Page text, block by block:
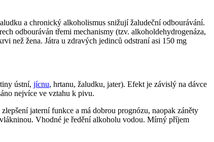
a chronický alkoholismus snižují žaludeční odbourávání.
odbouráván třemi mechanismy (tzv. alkoholdehydrogenáza,
než žena. Játra u zdravých jedinců odstraní asi 150 mg
ústní, jícnu, hrtanu, žaludku, jater). Efekt je závislý na dávce
nejvíce ve vztahu k pivu.
jaterní funkce a má dobrou prognózu, naopak záněty
Vhodné je ředění alkoholu vodou. Mírný příjem